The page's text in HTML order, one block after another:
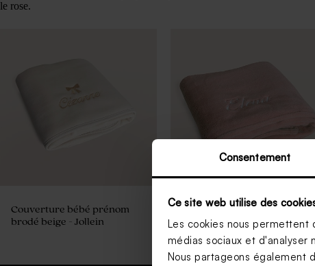
Consentement
Ce site web utilise des
Les cookies nous permettent
médias sociaux et d'analyser
Nous partageons également
le rose.
Couverture bébé prénom
brodé beige - Jollein
Couverture bébé prénom
brodé rose sauvage - Jollein